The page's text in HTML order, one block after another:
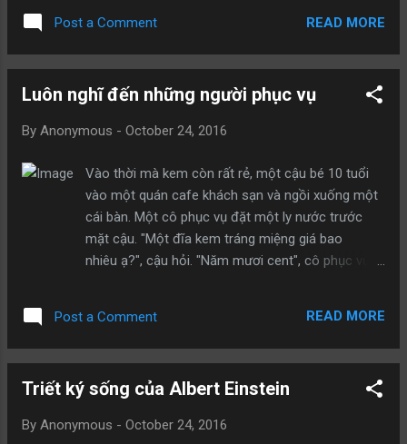
để chống lại bệnh. Vị bác sĩ giải thích tình cảnh
cho cậu em nhỏ, và hỏi cậu có muốn cho máu
một chút xíu trước khi hít thở thật sâu và nói,
Khi việc truyền máu diễn ra, cậu nằm trên giường
cạnh chị cậu và mỉm cười, như tất cả chúng tôi,
khi nhìn thấy màu sắc hồng trở lại trên má của cô.
Rồi khuôn mặt cậu trắng dần và nụ cười dần tắt
đi. Cậu nhìn lên bác sĩ và run run hỏi, "Cháu có
chết ngay lập tức không ạ?". Còn nhỏ tuổi nên
cậu bé đã hiểu lầm các bác sĩ, cậu nghĩ rằng sẽ
sống chị
Post a Comment READ MORE
Luôn nghĩ đến những người phục vụ
By Anonymous - October 24, 2016
Vào thời mà kem còn rất rẻ, một cậu bé 10 tuổi
vào một quán cafe khách sạn và ngồi xuống một
cái bàn. Một cô phục vụ đặt một ly nước trước
mặt cậu. "Một đĩa kem tráng miệng giá bao
nhiêu ạ?", cậu hỏi. "Năm mươi cent", cô phục vụ
không thì bao nhiêu ạ?" cậu hỏi. Lúc này có khá
nhiều người đang chờ bàn và cô phục vụ trở bắt
cách cộc cằn. Cậu bé lại đếm tiền một lần nữa.
nói. Cô phục vụ mang kem ra, đặt hóa đơn trên
Post a Comment READ MORE
Triết ký sống của Albert Einstein
By Anonymous - October 24, 2016